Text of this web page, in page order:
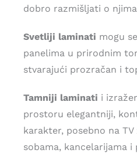
dobro razmišljati o
Svetliji laminati mogu
panelima u prirodnim
stvarajući prozračan i
Tamniji laminati i
prostoru elegantniji,
karakter, posebno na
sobama, kancelarijama